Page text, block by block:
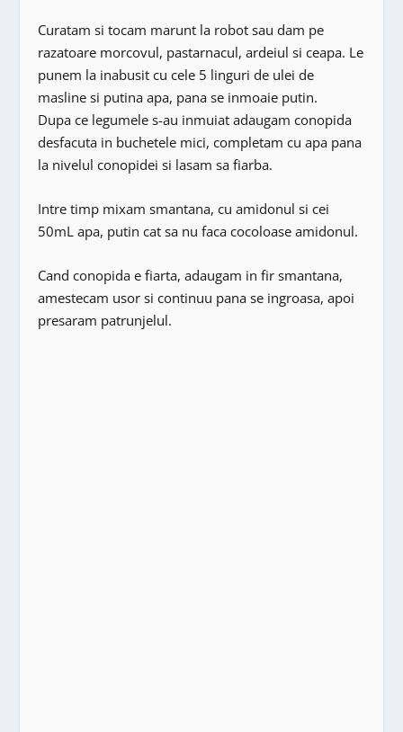
Curatam si tocam marunt la robot sau dam pe
razatoare morcovul, pastarnacul, ardeiul si ceapa. Le
punem la inabusit cu cele 5 linguri de ulei de
masline si putina apa, pana se inmoaie putin.
Dupa ce legumele s-au inmuiat adaugam conopida
desfacuta in buchetele mici, completam cu apa pana
la nivelul conopidei si lasam sa fiarba.
Intre timp mixam smantana, cu amidonul si cei
50mL apa, putin cat sa nu faca cocoloase amidonul.
Cand conopida e fiarta, adaugam in fir smantana,
amestecam usor si continuu pana se ingroasa, apoi
presaram patrunjelul.